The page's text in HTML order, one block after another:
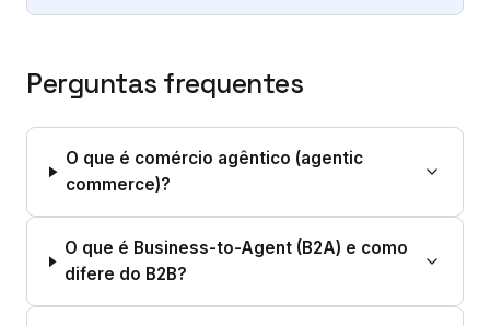
Perguntas frequentes
O que é comércio agêntico (agentic
commerce)?
O que é Business-to-Agent (B2A) e como
difere do B2B?